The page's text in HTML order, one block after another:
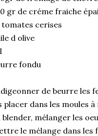
gr de créme fraiche
tomates cerises
d olive
fondu
de beurre les
placer dans les moules
blender, mélanger les
le mélange dans les